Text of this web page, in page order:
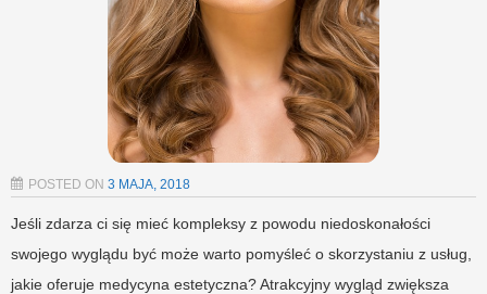
POSTED ON 3 MAJA, 2018
Jeśli zdarza ci się mieć kompleksy z powodu niedoskonałości
swojego wyglądu być może warto pomyśleć o skorzystaniu z usług,
jakie oferuje medycyna estetyczna? Atrakcyjny wygląd zwiększa